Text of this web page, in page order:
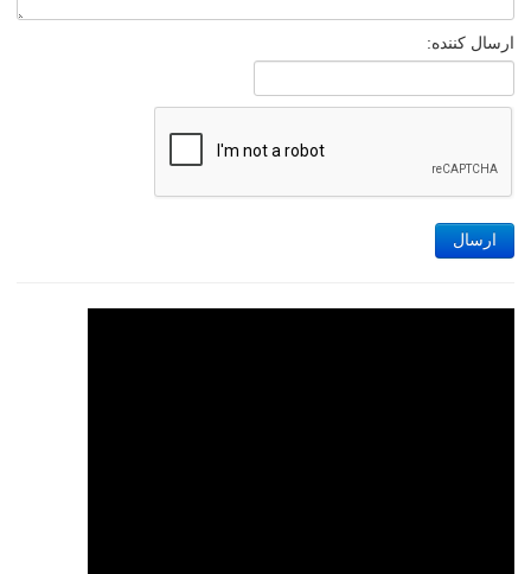
ارسال کننده:
ارسال